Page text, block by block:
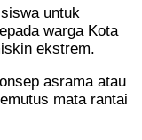
untuk
warga Kota
ekstrem.
asrama atau
mata rantai